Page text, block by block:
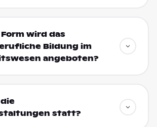
wird das
Bildung im
angeboten?
statt?